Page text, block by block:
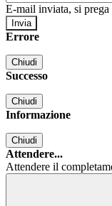
E-mail inviata, si
Errore
Chiudi
Successo
Chiudi
Informazione
Chiudi
Attendere...
Attendere il